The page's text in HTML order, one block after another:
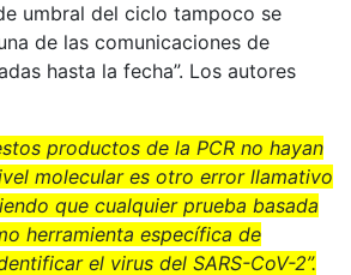
umbral del ciclo tampoco se
de las comunicaciones de
hasta la fecha”. Los autores
productos de la PCR no hayan
molecular es otro error llamativo
que cualquier prueba basada
herramienta específica de
el virus del SARS-CoV-2”.